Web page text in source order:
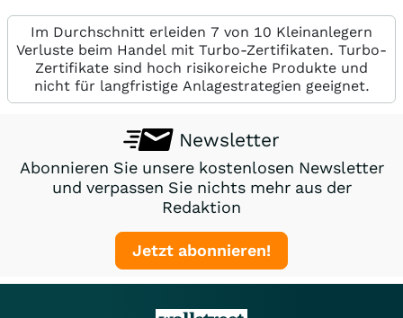
Im Durchschnitt erleiden 7 von 10 Kleinanlegern
Verluste beim Handel mit Turbo-Zertifikaten. Turbo-
Zertifikate sind hoch risikoreiche Produkte und
nicht für langfristige Anlagestrategien geeignet.
Newsletter
Abonnieren Sie unsere kostenlosen Newsletter
und verpassen Sie nichts mehr aus der
Redaktion
Jetzt abonnieren!